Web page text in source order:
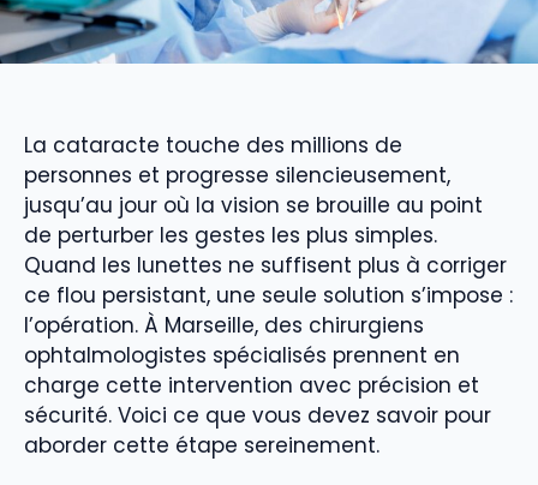
La cataracte touche des millions de
personnes et progresse silencieusement,
jusqu’au jour où la vision se brouille au point
de perturber les gestes les plus simples.
Quand les lunettes ne suffisent plus à corriger
ce flou persistant, une seule solution s’impose :
l’opération. À Marseille, des chirurgiens
ophtalmologistes spécialisés prennent en
charge cette intervention avec précision et
sécurité. Voici ce que vous devez savoir pour
aborder cette étape sereinement.